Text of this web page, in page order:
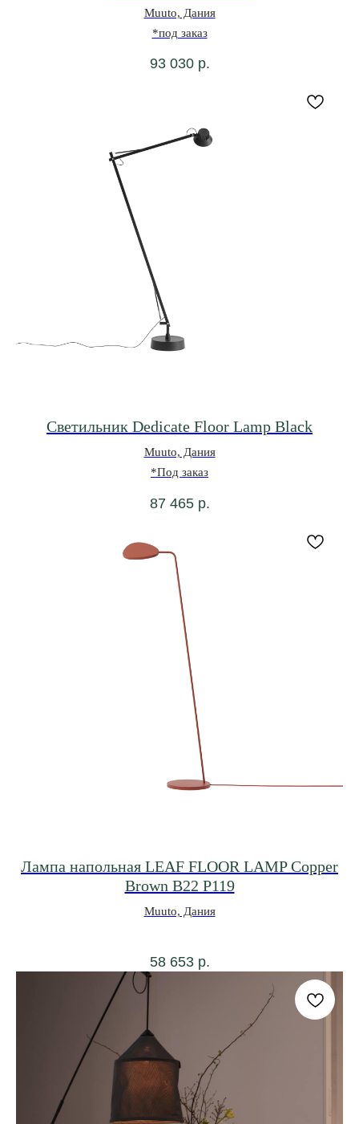
Muuto, Дания
*под заказ
93 030 р.
Светильник Dedicate Floor Lamp Black
Muuto, Дания
*Под заказ
87 465 р.
Лампа напольная LEAF FLOOR LAMP Copper
Brown В22 Р119
Muuto, Дания
58 653 р.